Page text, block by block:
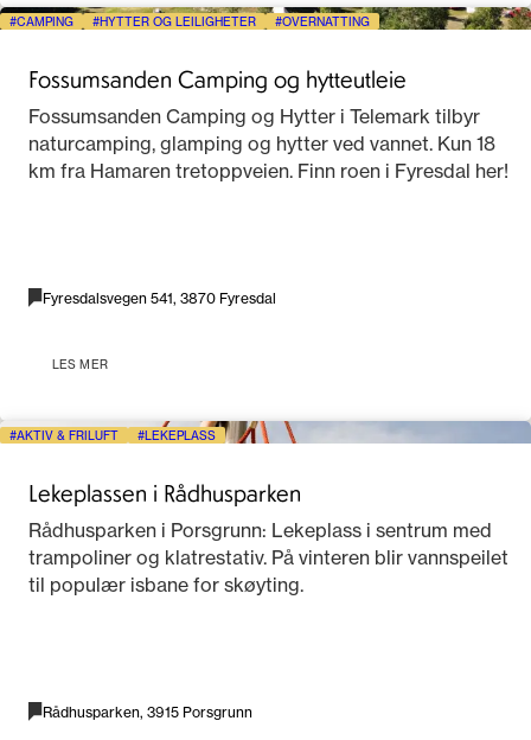
CAMPING HYTTER OG LEILIGHETER OVERNATTING
Fossumsanden Camping og hytteutleie
Fossumsanden Camping og Hytter i Telemark tilbyr
naturcamping, glamping og hytter ved vannet. Kun 18
km fra Hamaren tretoppveien. Finn roen i Fyresdal her!
Fyresdalsvegen 541, 3870 Fyresdal
LES MER
AKTIV & FRILUFT LEKEPLASS
Lekeplassen i Rådhusparken
Rådhusparken i Porsgrunn: Lekeplass i sentrum med
trampoliner og klatrestativ. På vinteren blir vannspeilet
til populær isbane for skøyting.
Rådhusparken, 3915 Porsgrunn